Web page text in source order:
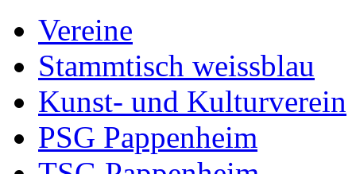
Vereine
Stammtisch weissblau
Kunst- und Kulturverein
PSG Pappenheim